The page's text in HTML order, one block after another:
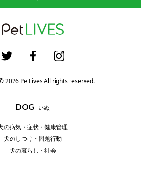
2026 PetLives All rights reserved.
DOG いぬ
の病気・症状・健康管理
犬のしつけ・問題行動
犬の暮らし・社会